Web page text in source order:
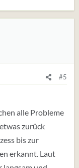
#5
alle Probleme
zurück
bis zur
erkannt. Laut